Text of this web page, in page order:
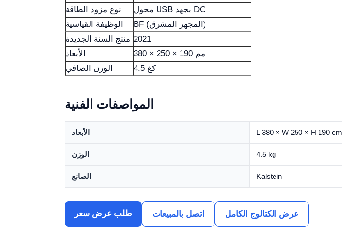
نوع مزود الطاقة
محول USB بجهد DC
الوظيفة القياسية
BF (المجهر المشرق)
منتج السنة الجديدة 2021
الأبعاد
380 × 250 × 190 مم
الوزن الصافي
4.5 كغ
المواصفات الفنية
الأبعاد L 380 × W 250 × H 190 cm
الوزن 4.5 kg
الصانع Kalstein
طلب عرض سعر اتصل بالمبيعات عرض الكتالوج الكامل